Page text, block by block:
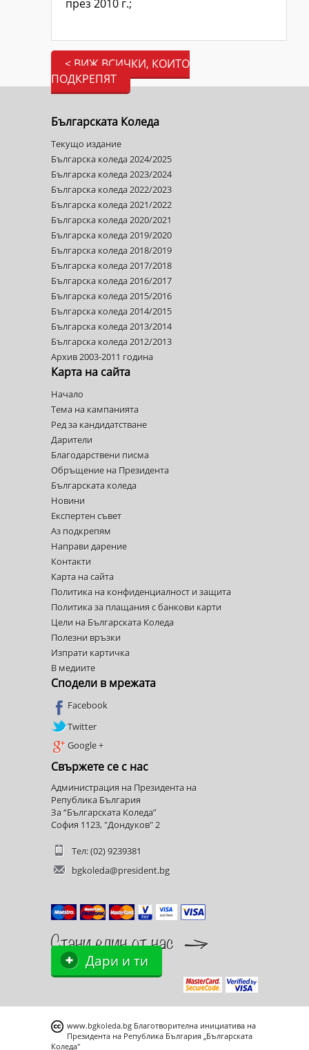
през 2010 г.;
< ВИЖ ВСИЧКИ, КОИТО
ПОДКРЕПЯТ
Българската Коледа
Текущо издание
Българска коледа 2024/2025
Българска коледа 2023/2024
Българска коледа 2022/2023
Българска коледа 2021/2022
Българска коледа 2020/2021
Българска коледа 2019/2020
Българска коледа 2018/2019
Българска коледа 2017/2018
Българска коледа 2016/2017
Българска коледа 2015/2016
Българска коледа 2014/2015
Българска коледа 2013/2014
Българска коледа 2012/2013
Архив 2003-2011 година
Карта на сайта
Начало
Тема на кампанията
Ред за кандидатстване
Дарители
Благодарствени писма
Обръщение на Президента
Българската коледа
Новини
Експертен съвет
Аз подкрепям
Направи дарение
Контакти
Карта на сайта
Политика на конфиденциалност и защита
Политика за плащания с банкови карти
Цели на Българската Коледа
Полезни връзки
Изпрати картичка
В медиите
Сподели в мрежата
Facebook
Twitter
Google +
Свържете се с нас
Администрация на Президента на
Република България
За “Българската Коледа”
София 1123, "Дондуков" 2
Тел: (02) 9239381
bgkoleda@president.bg
Дари и ти
www.bgkoleda.bg Благотворителна инициатива на
Президента на Република България „Българската
Коледа"